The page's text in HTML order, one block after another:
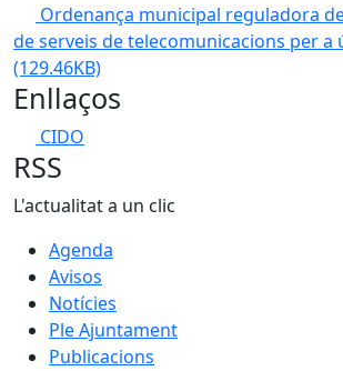
Ordenança municipal reguladora
de serveis de telecomunicacions per a
(129.46KB)
Enllaços
CIDO
RSS
L'actualitat a un clic
Agenda
Avisos
Notícies
Ple Ajuntament
Publicacions